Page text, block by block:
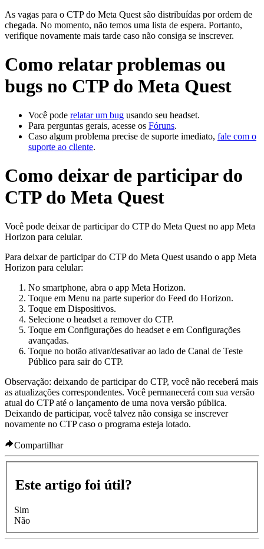
As vagas para o CTP do Meta Quest são distribuídas por ordem de
chegada. No momento, não temos uma lista de espera. Portanto,
verifique novamente mais tarde caso não consiga se inscrever.
Como relatar problemas ou
bugs no CTP do Meta Quest
Você pode relatar um bug usando seu headset.
Para perguntas gerais, acesse os Fóruns.
Caso algum problema precise de suporte imediato, fale com o
suporte ao cliente.
Como deixar de participar do
CTP do Meta Quest
Você pode deixar de participar do CTP do Meta Quest no app Meta
Horizon para celular.
Para deixar de participar do CTP do Meta Quest usando o app Meta
Horizon para celular:
No smartphone, abra o app Meta Horizon.
Toque em Menu na parte superior do Feed do Horizon.
Toque em Dispositivos.
Selecione o headset a remover do CTP.
Toque em Configurações do headset e em Configurações
avançadas.
Toque no botão ativar/desativar ao lado de Canal de Teste
Público para sair do CTP.
Observação: deixando de participar do CTP, você não receberá mais
as atualizações correspondentes. Você permanecerá com sua versão
atual do CTP até o lançamento de uma nova versão pública.
Deixando de participar, você talvez não consiga se inscrever
novamente no CTP caso o programa esteja lotado.
Compartilhar
Este artigo foi útil?
Sim
Não